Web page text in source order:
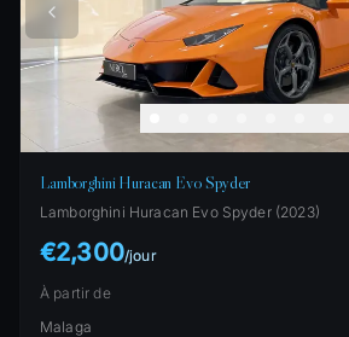
Lamborghini Huracan Evo Spyder
Lamborghini Huracan Evo Spyder(2023)
€2,300/jour
À partir de
Malaga